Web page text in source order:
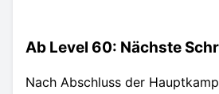
Ab Level 60: Nächste
Nach Abschluss der